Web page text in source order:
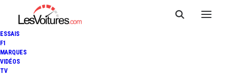
ESSAIS
F1
MARQUES
VIDÉOS
TV